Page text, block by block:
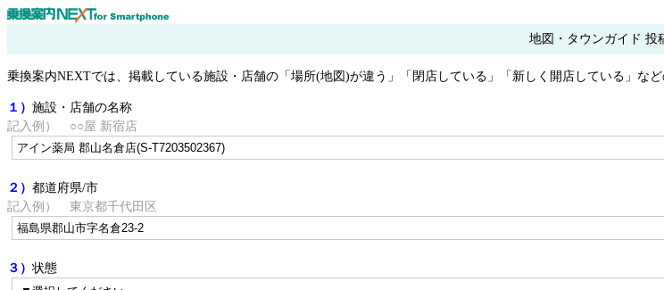
地図・タウンガイド 投
乗換案内NEXTでは、掲載している施設・店舗の「場所(地図)が違う」「閉店している」「新しく開店している」な
１） 施設・店舗の名称
記入例） ○○屋 新宿店
２） 都道府県/市
記入例） 東京都千代田区
３） 状態